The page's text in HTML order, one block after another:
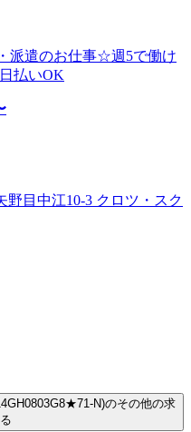
派遣のお仕事☆週5で働け
払いOK
目中江10-3 クロツ・スク
N)のその他の求